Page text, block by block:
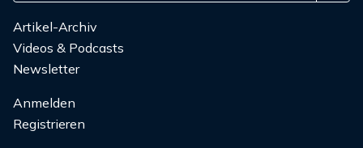
Artikel-Archiv
Videos & Podcasts
Newsletter
Anmelden
Registrieren